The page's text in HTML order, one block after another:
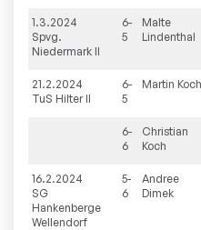
1.3.2024
Spvg.
Niedermark II
6-
5
Malte
Lindenthal
21.2.2024
TuS Hilter II
6-
5
Martin Koch
6-
6
Christian
Koch
16.2.2024
SG
Hankenberge
Wellendorf
5-
6
Andree
Dimek